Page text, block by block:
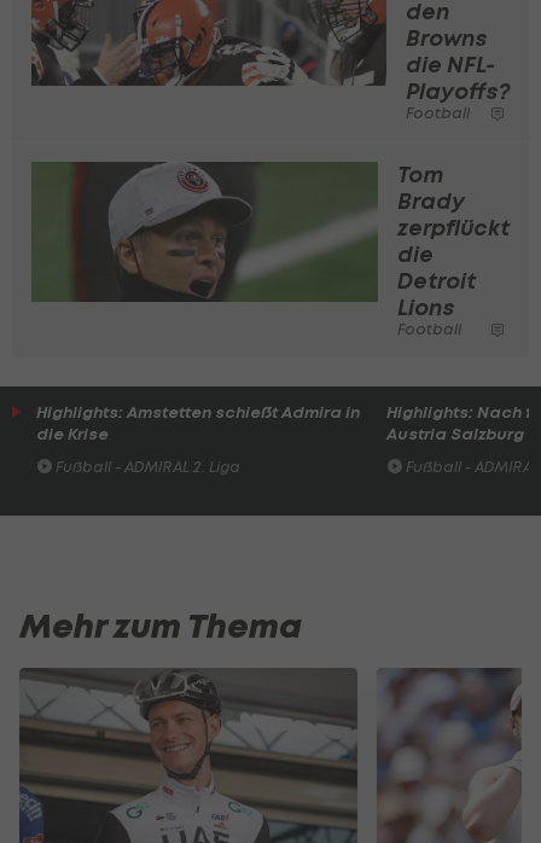
den
Browns
die NFL-
Playoffs?
Football
Tom
Brady
zerpflückt
die
Detroit
Lions
Football
Highlights: Amstetten schießt Admira in
die Krise
Fußball - ADMIRAL 2. Liga
Highlights: Nach
Austria Salzburg
Fußball -
Mehr zum Thema